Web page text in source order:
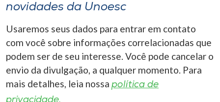
novidades da Unoesc
Usaremos seus dados para entrar em contato
com você sobre informações correlacionadas que
podem ser de seu interesse. Você pode cancelar o
envio da divulgação, a qualquer momento. Para
mais detalhes, leia nossa política de
privacidade.